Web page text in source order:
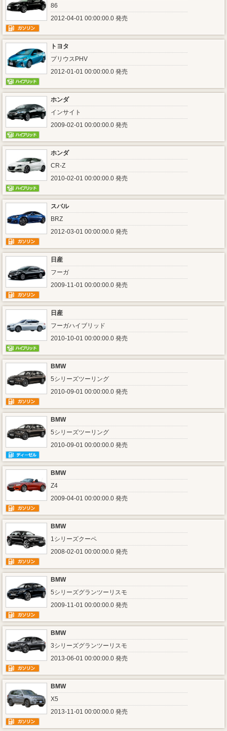
86
2012-04-01 00:00:00.0 発売
トヨタ
プリウスPHV
2012-01-01 00:00:00.0 発売
ホンダ
インサイト
2009-02-01 00:00:00.0 発売
ホンダ
CR-Z
2010-02-01 00:00:00.0 発売
スバル
BRZ
2012-03-01 00:00:00.0 発売
日産
フーガ
2009-11-01 00:00:00.0 発売
日産
フーガハイブリッド
2010-10-01 00:00:00.0 発売
BMW
5シリーズツーリング
2010-09-01 00:00:00.0 発売
BMW
5シリーズツーリング
2010-09-01 00:00:00.0 発売
BMW
Z4
2009-04-01 00:00:00.0 発売
BMW
1シリーズクーペ
2008-02-01 00:00:00.0 発売
BMW
5シリーズグランツーリスモ
2009-11-01 00:00:00.0 発売
BMW
3シリーズグランツーリスモ
2013-06-01 00:00:00.0 発売
BMW
X5
2013-11-01 00:00:00.0 発売